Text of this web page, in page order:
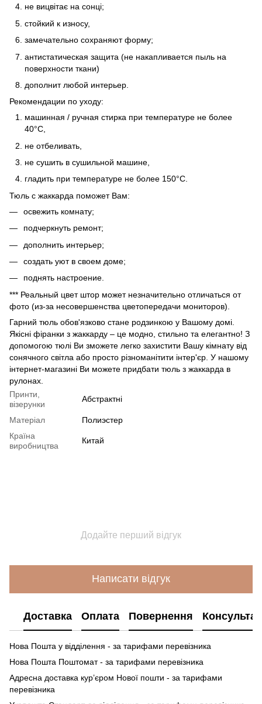
не вицвітає на сонці;
стойкий к износу,
замечательно сохраняют форму;
антистатическая защита (не накапливается пыль на
поверхности ткани)
дополнит любой интерьер.
Рекомендации по уходу:
машинная / ручная стирка при температуре не более
40°C,
не отбеливать,
не сушить в сушильной машине,
гладить при температуре не более 150°C.
Тюль с жаккарда поможет Вам:
освежить комнату;
подчеркнуть ремонт;
дополнить интерьер;
создать уют в своем доме;
поднять настроение.
*** Реальный цвет штор может незначительно отличаться от
фото (из-за несовершенства цветопередачи мониторов).
Гарний тюль обов'язково стане родзинкою у Вашому домі.
Якісні фіранки з жаккарду – це модно, стильно та елегантно! З
допомогою тюлі Ви зможете легко захистити Вашу кімнату від
сонячного світла або просто різноманітити інтер'єр. У нашому
інтернет-магазині Ви можете придбати тюль з жаккарда в
рулонах.
Принти,
візерунки
Абстрактні
Матеріал
Полиэстер
Країна
виробництва
Китай
Додайте перший відгук
Написати відгук
Доставка Оплата Повернення
Нова Пошта у відділення - за тарифами перевізника
Нова Пошта Поштомат - за тарифами перевізника
Адресна доставка кур’єром Нової пошти - за тарифами
перевізника